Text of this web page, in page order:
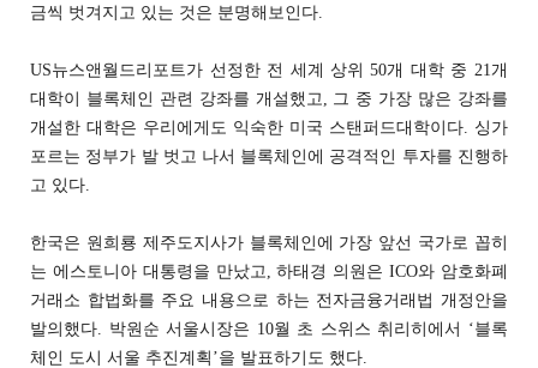
금씩 벗겨지고 있는 것은 분명해보인다.
US뉴스앤월드리포트가 선정한 전 세계 상위 50개 대학 중 21개
대학이 블록체인 관련 강좌를 개설했고, 그 중 가장 많은 강좌를
개설한 대학은 우리에게도 익숙한 미국 스탠퍼드대학이다. 싱가
포르는 정부가 발 벗고 나서 블록체인에 공격적인 투자를 진행하
고 있다.
한국은 원희룡 제주도지사가 블록체인에 가장 앞선 국가로 꼽히
는 에스토니아 대통령을 만났고, 하태경 의원은 ICO와 암호화폐
거래소 합법화를 주요 내용으로 하는 전자금융거래법 개정안을
발의했다. 박원순 서울시장은 10월 초 스위스 취리히에서 ‘블록
체인 도시 서울 추진계획’을 발표하기도 했다.